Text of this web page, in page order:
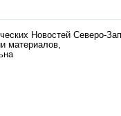
Новостей Северо-
материалов,